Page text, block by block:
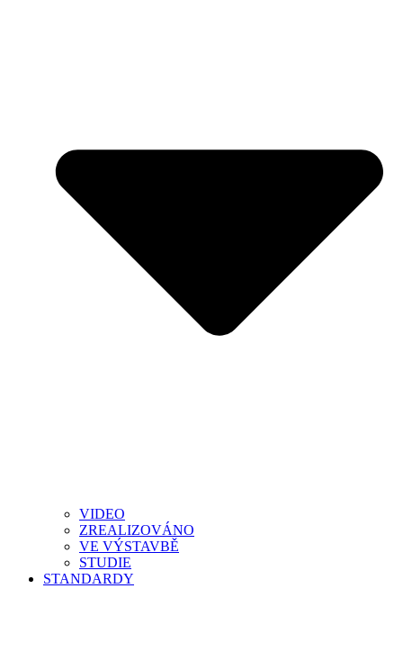
VIDEO
ZREALIZOVÁNO
VE VÝSTAVBĚ
STUDIE
STANDARDY